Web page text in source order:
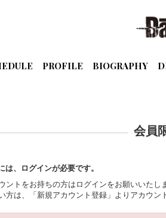
PROFILE BIOGRAPHY
会員
、ログインが必要です。
ントをお持ちの方はログインをお願いいたし
方は、「新規アカウント登録」よりアカウン